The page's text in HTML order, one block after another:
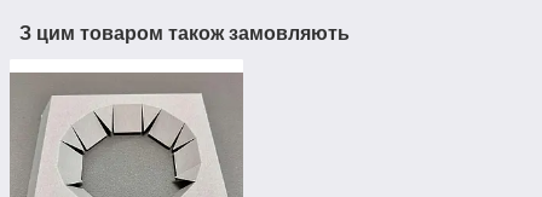
З цим товаром також замовляють